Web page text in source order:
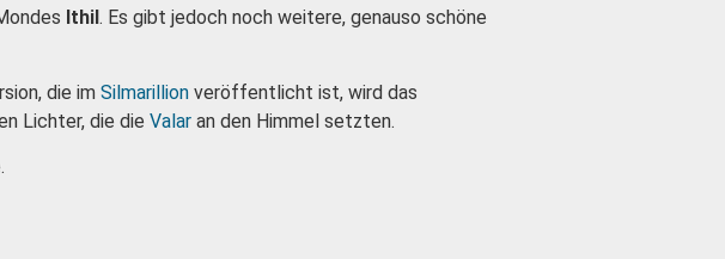
Ithil . Es gibt jedoch noch weitere, genauso schöne
die im Silmarillion veröffentlicht ist, wird das
Lichter, die die Valar an den Himmel setzten.